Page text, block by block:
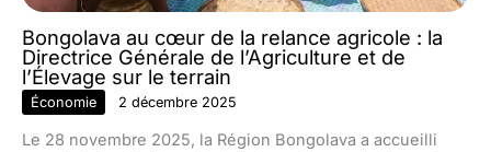
Bongolava au cœur de la relance agricole : la
Directrice Générale de l’Agriculture et de
l’Élevage sur le terrain
Économie 2 décembre 2025
Le 28 novembre 2025, la Région Bongolava a accueilli